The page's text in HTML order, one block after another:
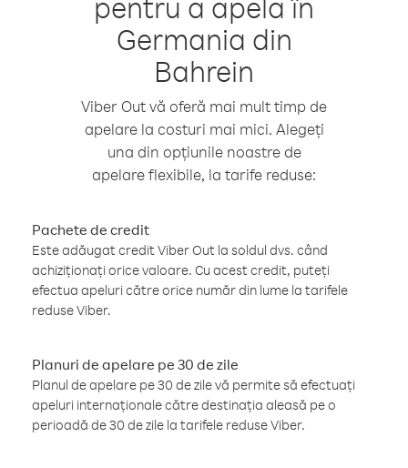
Germania din
Bahrein
Viber Out vă oferă mai mult timp de
apelare la costuri mai mici. Alegeți
una din opțiunile noastre de
apelare flexibile, la tarife reduse:
Pachete de credit
Este adăugat credit Viber Out la soldul dvs. când
achiziționați orice valoare. Cu acest credit, puteți
efectua apeluri către orice număr din lume la tarifele
reduse Viber.
Planuri de apelare pe 30 de zile
Planul de apelare pe 30 de zile vă permite să efectuați
apeluri internaționale către destinația aleasă pe o
perioadă de 30 de zile la tarifele reduse Viber.